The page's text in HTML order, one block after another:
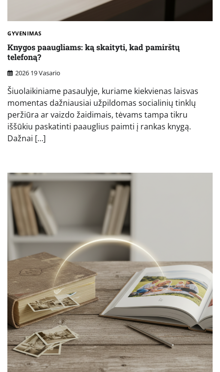
GYVENIMAS
Knygos paaugliams: ką skaityti, kad pamirštų
telefoną?
2026 19 Vasario
Šiuolaikiniame pasaulyje, kuriame kiekvienas laisvas
momentas dažniausiai užpildomas socialinių tinklų
peržiūra ar vaizdo žaidimais, tėvams tampa tikru
iššūkiu paskatinti paauglius paimti į rankas knygą.
Dažnai […]